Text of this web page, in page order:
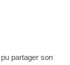
pu partager son